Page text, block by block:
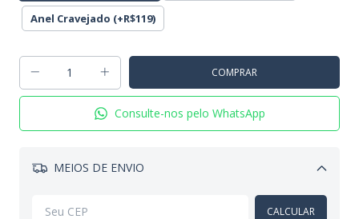
Anel Cravejado (+R$119)
Consulte-nos pelo WhatsApp
MEIOS DE ENVIO
Alterar CEP
CALCULAR